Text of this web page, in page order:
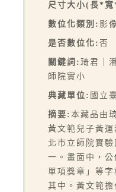
尺寸大小(長*
數位化類別: 影
是否數位化: 否
關鍵詞: 琦君｜
師院實小
典藏單位: 國立
摘要: 本藏品由
黃文範兒子黃
北市立師院實
一。畫面中，
單項獎章」等字
其中。黃文範